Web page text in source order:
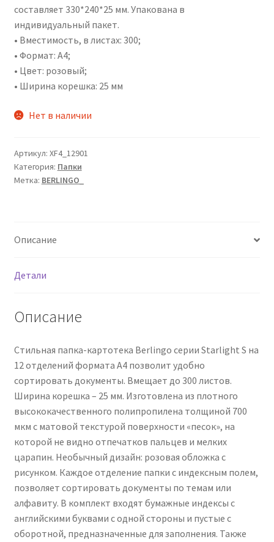
составляет 330*240*25 мм. Упакована в
индивидуальный пакет.
• Вместимость, в листах: 300;
• Формат: А4;
• Цвет: розовый;
• Ширина корешка: 25 мм
Нет в наличии
Артикул: XF4_12901
Категория: Папки
Метка: BERLINGO_
Описание
Детали
Описание
Стильная папка-картотека Berlingo серии Starlight S на
12 отделений формата А4 позволит удобно
сортировать документы. Вмещает до 300 листов.
Ширина корешка – 25 мм. Изготовлена из плотного
высококачественного полипропилена толщиной 700
мкм с матовой текстурой поверхности «песок», на
которой не видно отпечатков пальцев и мелких
царапин. Необычный дизайн: розовая обложка с
рисунком. Каждое отделение папки с индексным полем,
позволяет сортировать документы по темам или
алфавиту. В комплект входят бумажные индексы с
английскими буквами с одной стороны и пустые с
оборотной, предназначенные для заполнения. Также